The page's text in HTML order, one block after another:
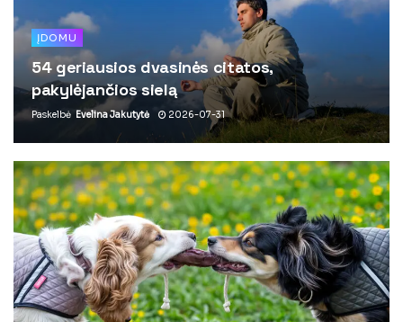
ĮDOMU
54 geriausios dvasinės citatos,
pakylėjančios sielą
Paskelbė Evelina Jakutytė 2026-07-31